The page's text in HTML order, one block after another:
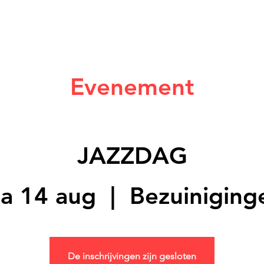
Evenement
JAZZDAG
14 aug
  |
De inschrijvingen zijn gesloten